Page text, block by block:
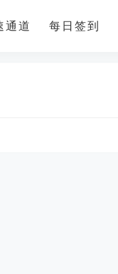
通道 每日签到